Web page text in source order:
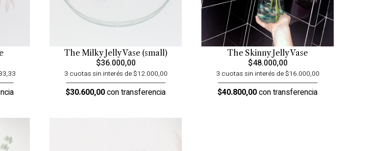
The Milky Jelly Vase (small)
$36.000,00
3 cuotas sin interés de $12.000,00
$30.600,00con transferencia
The Skinny Jelly Vase
$48.000,00
3 cuotas sin interés de $16.000,00
$40.800,00con transferencia